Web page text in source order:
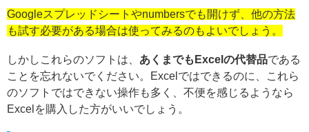
Googleスプレッドシートやnumbersでも開けず、他の方法
も試す必要がある場合は使ってみるのもよいでしょう。
しかしこれらのソフトは、 あくまでもExcelの代替品である
ことを忘れないでください。Excelではできるのに、これら
のソフトではできない操作も多く、不便を感じるようなら
Excelを購入した方がいいでしょう。